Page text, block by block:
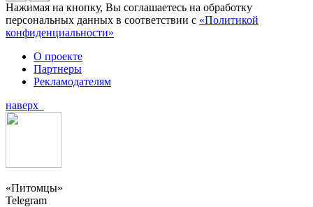
Нажимая на кнопку, Вы соглашаетесь на обработку
персональных данных в соответствии с «Политикой
конфиденциальности»
О проекте
Партнеры
Рекламодателям
наверх
«Питомцы»
Telegram